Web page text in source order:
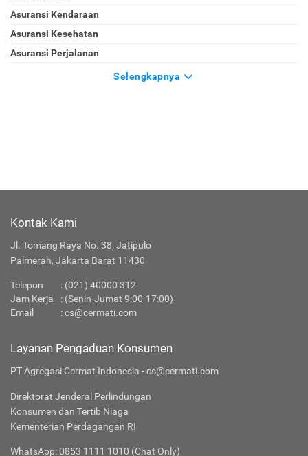
Asuransi Kendaraan
Asuransi Kesehatan
Asuransi Perjalanan
Selengkapnya
Kontak Kami
Jl. Tomang Raya No. 38, Jatipulo
Palmerah, Jakarta Barat 11430
Telepon : (021) 40000 312
Jam Kerja
: (Senin-Jumat 9:00-17:00)
Email
:cs@cermati.com
Layanan Pengaduan Konsumen
PT Agregasi Cermat Indonesia - cs@cermati.com
Direktorat Jenderal Perlindungan
Konsumen dan Tertib Niaga
Kementerian Perdagangan RI
WhatsApp: 0853 1111 1010 (Chat Only)